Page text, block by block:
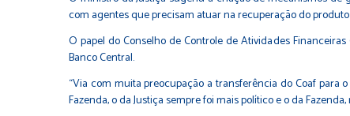
com agentes que precisam atuar na recuperação do
O papel do Conselho de Controle de Atividades
Banco Central.
“Via com muita preocupação a transferência do Coaf para
Fazenda, o da Justiça sempre foi mais político e o da